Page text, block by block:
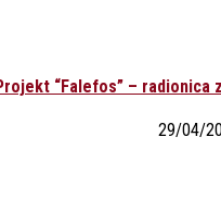
“Falefos” –
29/04/